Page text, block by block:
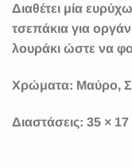
Διαθέτει μία
τσεπάκια για
λουράκι ώστε να
Χρώματα: Μαύρο,
Διαστάσεις: 35 ×